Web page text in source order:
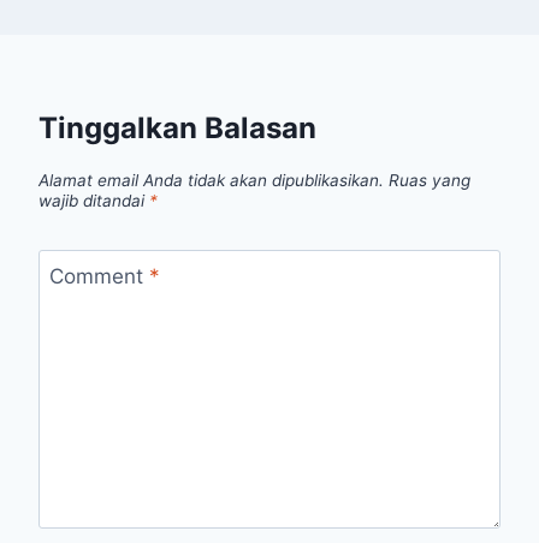
Tinggalkan Balasan
Alamat email Anda tidak akan dipublikasikan. Ruas yang
wajib ditandai *
Comment *